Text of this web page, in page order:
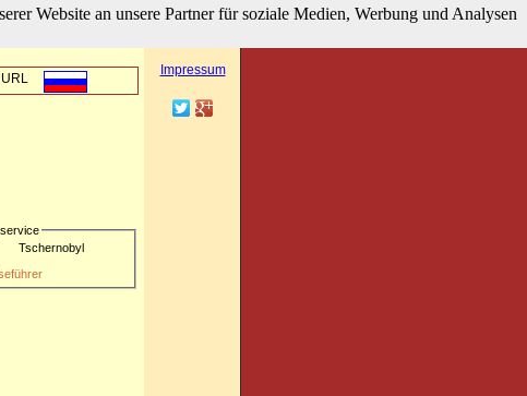
Tschernobyl
hier klicken
Impressum
Website an unsere Partner für soziale Medien, Werbung und Analysen